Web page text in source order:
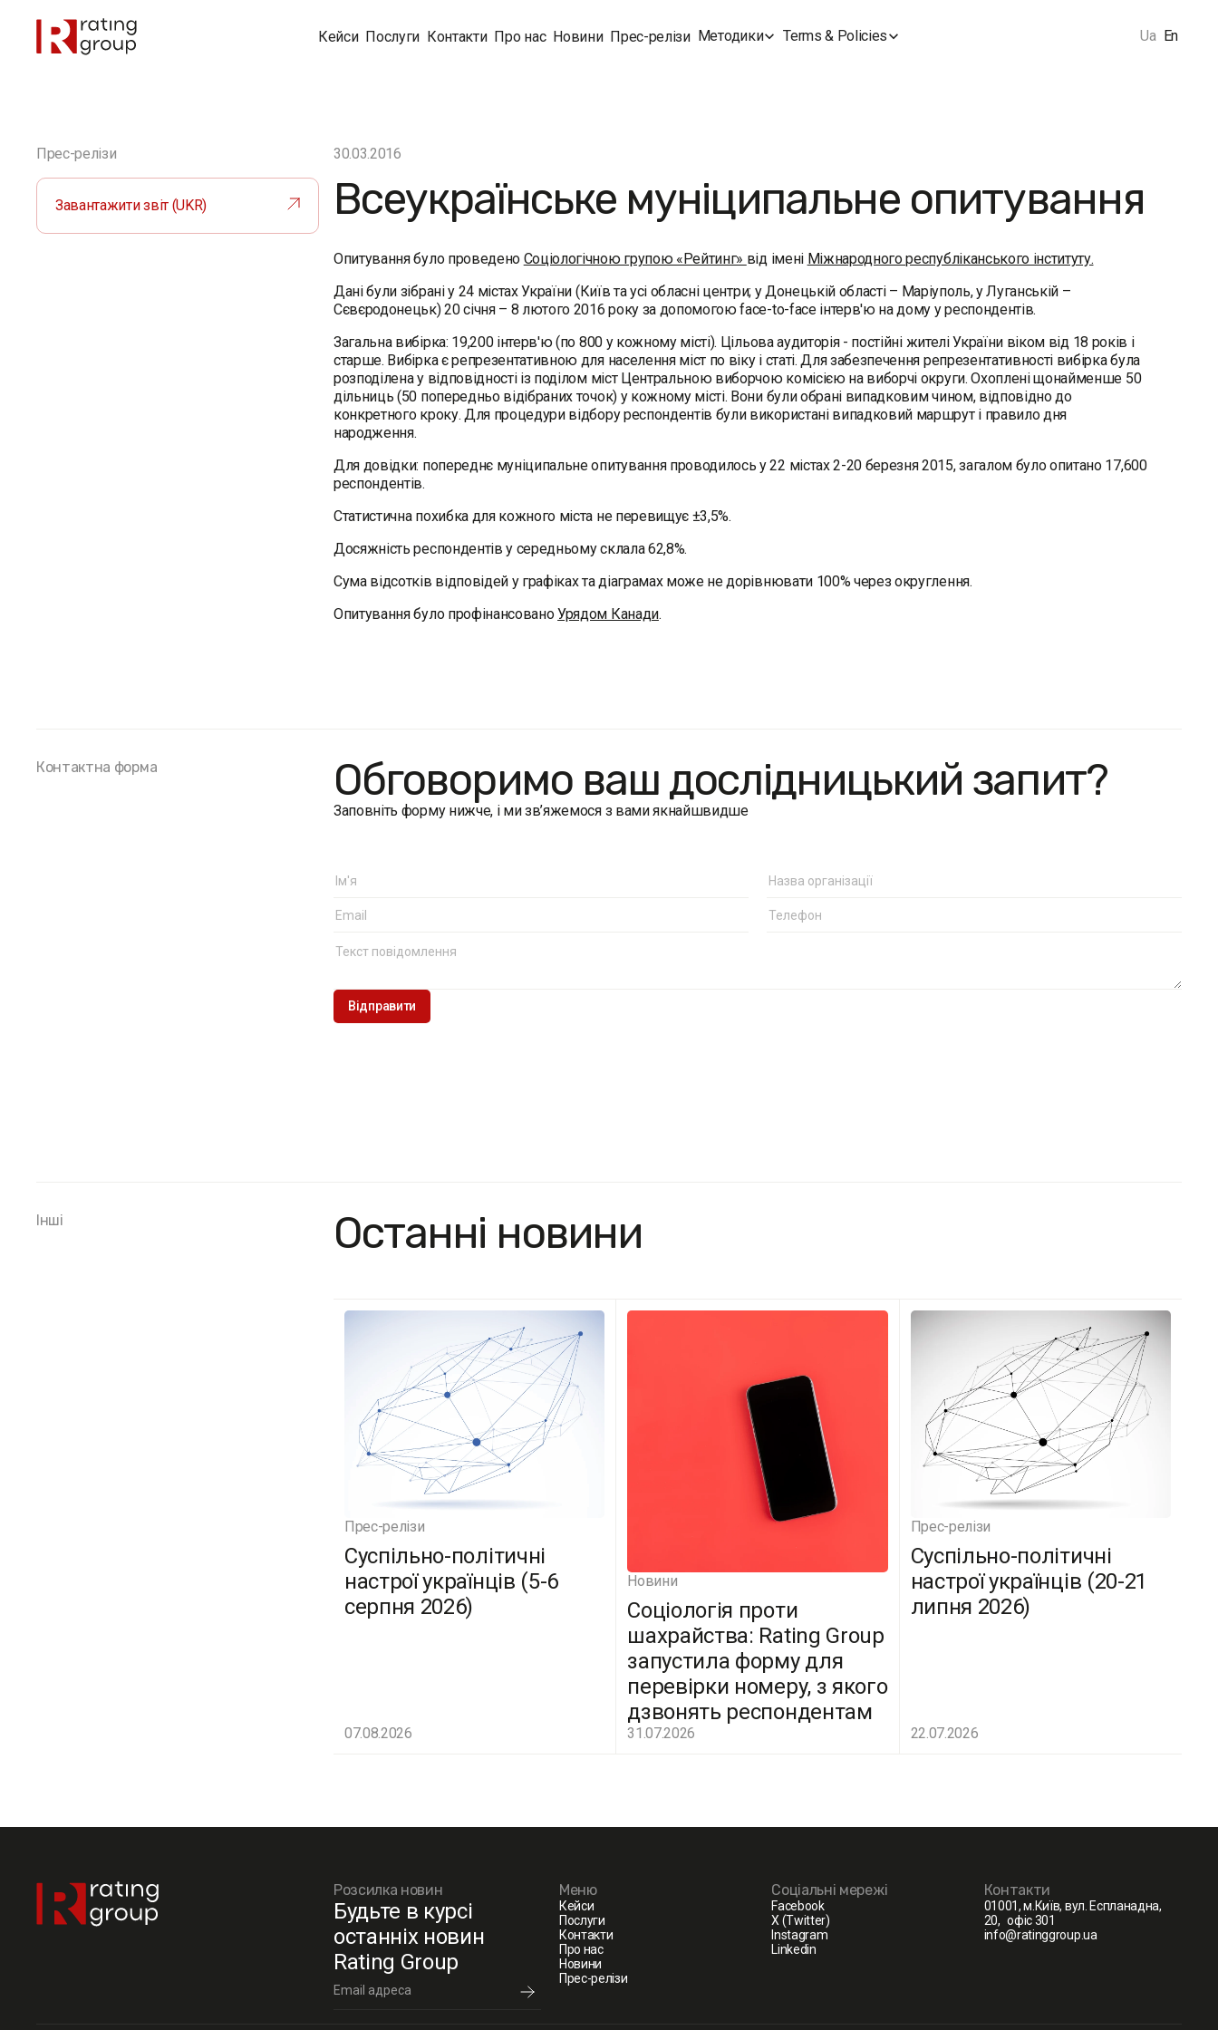
Кейси Послуги Контакти Про нас Новини Прес-релізи Методики Terms & Policies Ua En
Прес-релізи
Завантажити звіт (UKR)
30.03.2016
Всеукраїнське муніципальне опитування
Опитування було проведено Соціологічною групою «Рейтинг» від імені Міжнародного республіканського інституту.
Дані були зібрані у 24 містах України (Київ та усі обласні центри; у Донецькій області – Маріуполь, у Луганській –
Сєвєродонецьк) 20 січня – 8 лютого 2016 року за допомогою face-to-face інтерв'ю на дому у респондентів.
Загальна вибірка: 19,200 інтерв'ю (по 800 у кожному місті). Цільова аудиторія - постійні жителі України віком від 18 років і
старше. Вибірка є репрезентативною для населення міст по віку і статі. Для забезпечення репрезентативності вибірка була
розподілена у відповідності із поділом міст Центральною виборчою комісією на виборчі округи. Охоплені щонайменше 50
дільниць (50 попередньо відібраних точок) у кожному місті. Вони були обрані випадковим чином, відповідно до
конкретного кроку. Для процедури відбору респондентів були використані випадковий маршрут і правило дня
народження.
Для довідки: попереднє муніципальне опитування проводилось у 22 містах 2-20 березня 2015, загалом було опитано 17,600
респондентів.
Статистична похибка для кожного міста не перевищує ±3,5%.
Досяжність респондентів у середньому склала 62,8%.
Сума відсотків відповідей у графіках та діаграмах може не дорівнювати 100% через округлення.
Опитування було профінансованоУрядом Канади.
Контактна форма Обговоримо ваш дослідницький запит?
Заповніть форму нижче, і ми зв’яжемося з вами якнайшвидше
Інші Останні новини
Прес-релізи
Суспільно-політичні
настрої українців (5-6
серпня 2026)
07.08.2026
Новини
Соціологія проти
шахрайства: Rating Group
запустила форму для
перевірки номеру, з якого
дзвонять респондентам
31.07.2026
Прес-релізи
Суспільно-політичні
настрої українців (20-21
липня 2026)
22.07.2026
Розсилка новин
Будьте в курсі
останніх новин
Rating Group
Меню
Кейси
Послуги
Контакти
Про нас
Новини
Прес-релізи
Соціальні мережі
Facebook
X (Twitter)
Instagram
Linkedin
Контакти
01001, м.Київ, вул. Еспланадна,
20, офіс 301
info@ratinggroup.ua